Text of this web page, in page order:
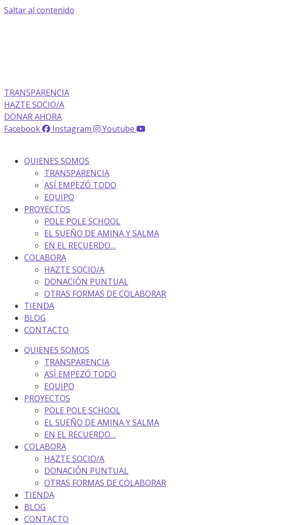
Saltar al contenido
TRANSPARENCIA
HAZTE SOCIO/A
DONAR AHORA
Facebook
Instagram Youtube
QUIENES SOMOS
TRANSPARENCIA
ASÍ EMPEZÓ TODO
EQUIPO
PROYECTOS
POLE POLE SCHOOL
EL SUEÑO DE AMINA Y SALMA
EN EL RECUERDO…
COLABORA
HAZTE SOCIO/A
DONACIÓN PUNTUAL
OTRAS FORMAS DE COLABORAR
TIENDA
BLOG
CONTACTO
QUIENES SOMOS
TRANSPARENCIA
ASÍ EMPEZÓ TODO
EQUIPO
PROYECTOS
POLE POLE SCHOOL
EL SUEÑO DE AMINA Y SALMA
EN EL RECUERDO…
COLABORA
HAZTE SOCIO/A
DONACIÓN PUNTUAL
OTRAS FORMAS DE COLABORAR
TIENDA
BLOG
CONTACTO